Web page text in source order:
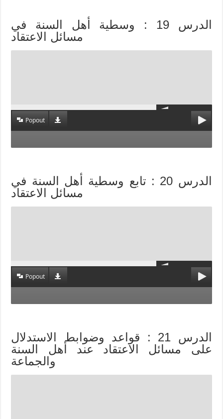
الدرس 19 : وسطية أهل السنة في
مسائل الاعتقاد
Popout
الدرس 20 : تابع وسطية أهل السنة في
مسائل الاعتقاد
Popout
الدرس 21 : قواعد وضوابط الاستدلال
على مسائل الاعتقاد عند أهل السنة
والجماعة